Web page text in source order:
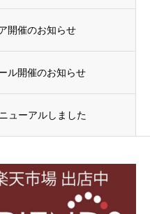
開催のお知らせ
ル開催のお知らせ
ューアルしました